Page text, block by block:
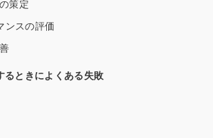
策定
ンスの評価
ときによくある失敗